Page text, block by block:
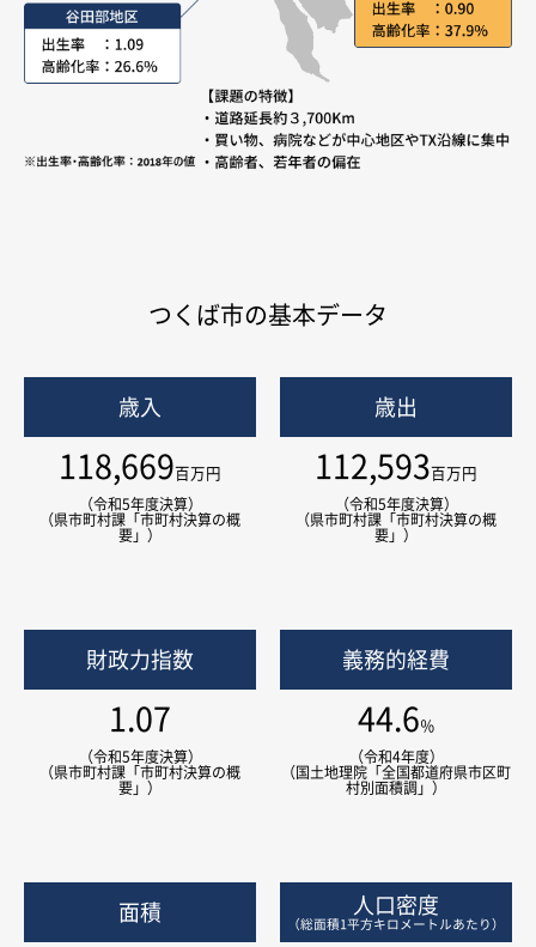
つくば市の基本データ
歳入
118,669百万円
（令和5年度決算）
（県市町村課「市町村決算の概
要」）
歳出
112,593百万円
（令和5年度決算）
（県市町村課「市町村決算の概
要」）
財政力指数
1.07
（令和5年度決算）
（県市町村課「市町村決算の概
要」）
義務的経費
44.6％
（令和4年度）
（国土地理院「全国都道府県市区町
村別面積調」）
面積 人口密度
（総面積1平方キロメートルあたり）